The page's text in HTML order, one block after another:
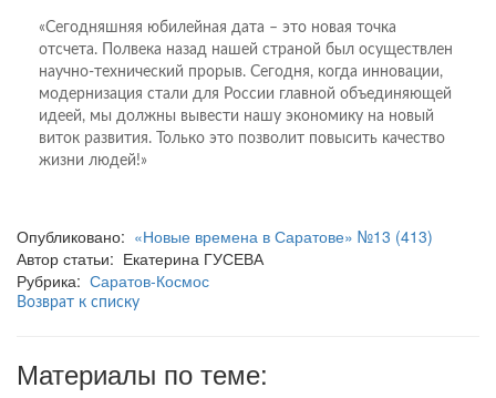
«Сегодняшняя юбилейная дата – это новая точка
отсчета. Полвека назад нашей страной был осуществлен
научно-технический прорыв. Сегодня, когда инновации,
модернизация стали для России главной объединяющей
идеей, мы должны вывести нашу экономику на новый
виток развития. Только это позволит повысить качество
жизни людей!»
Опубликовано: «Новые времена в Саратове» №13 (413)
Автор статьи: Екатерина ГУСЕВА
Рубрика: Саратов-Космос
Возврат к списку
Материалы по теме: